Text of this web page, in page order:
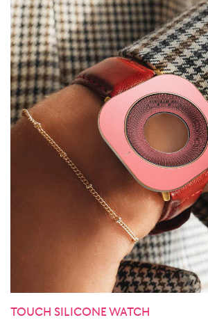
TOUCH SILICONE WATCH